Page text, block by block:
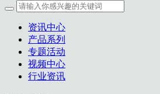
资讯中心
产品系列
专题活动
视频中心
行业资讯